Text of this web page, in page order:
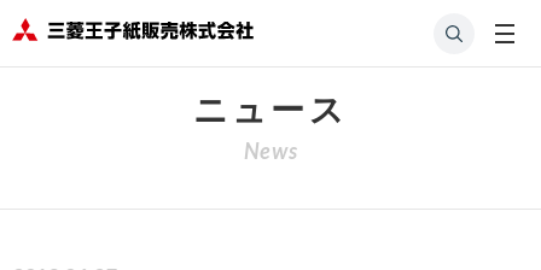
HOME 会社案内 ニュース 第83期決算公告（平成31年3月期）
ニュース
News